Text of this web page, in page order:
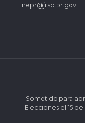
nepr@jrsp.pr.gov
Sometido para
Elecciones el 15